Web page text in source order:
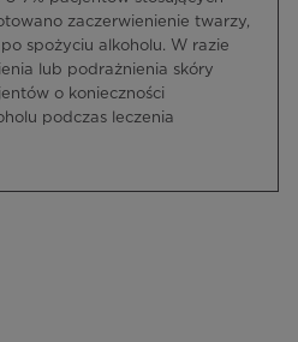
zaczerwienienie twarzy,
spożyciu alkoholu. W razie
lub podrażnienia skóry
o konieczności
podczas leczenia